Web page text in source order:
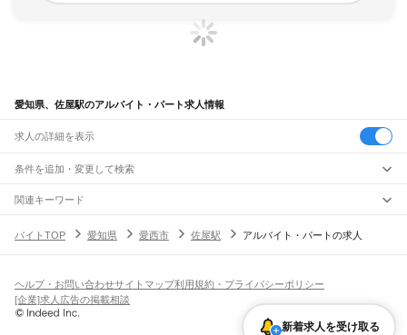
愛知県、佐屋駅のアルバイト・パート求人情報
求人の詳細を表示
条件を追加・変更して検索
市区町村を追加・変更
愛知県すべて
緑区名東区天白区
豊橋市岡崎市一宮市 豊川市津島市碧南市刈谷市豊田市
小牧市 稲沢市新城市東海市大府市
駅を追加・変更
名古屋駅金山駅 鶴舞駅 千種駅 千種駅千種駅 大曽根駅 新守山駅 勝川駅
神領駅
高蔵寺駅 定光寺駅
JR飯田線(豊橋～天竜峡)
飲食・フードサービス
飲食・フードサービス
ホールスタッフ
皿洗い・洗い場精肉・鮮魚加工
バー（BAR）・バーテンダー
特徴を追加・変更
人気
髪型・髪色自由ひげOKネイルOK
関連キーワード
バイトTOP
愛知県 愛西市 佐屋駅 アルバイト・パートの求人
新着求人を受け取る
ヘルプ・お問い合わせサイトマップ利用規約・プライバシーポリシー
[企業]求人広告の掲載相談